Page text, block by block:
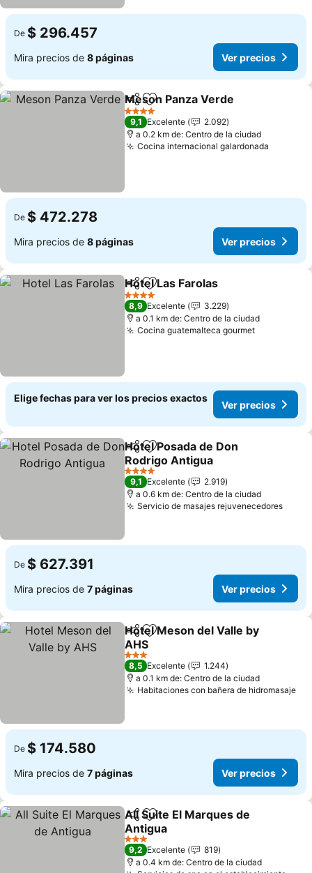
De $ 296.457
Mira precios de 8 páginas Ver precios
CompartirAgregar a favoritos
Meson Panza Verde
4 Estrellas
9,1 Excelente
2.092
a 0.2 km de: Centro de la ciudad
Cocina internacional galardonada
De $ 472.278
Mira precios de 8 páginas Ver precios
CompartirAgregar a favoritos
Hotel Las Farolas
4 Estrellas
8,9 Excelente
3.229
a 0.1 km de: Centro de la ciudad
Cocina guatemalteca gourmet
Elige fechas para ver los precios exactos
Ver precios
CompartirAgregar a favoritos
Hotel Posada de Don
Rodrigo Antigua
4 Estrellas
9,1 Excelente
2.919
a 0.6 km de: Centro de la ciudad
Servicio de masajes rejuvenecedores
De $ 627.391
Mira precios de 7 páginas Ver precios
CompartirAgregar a favoritos
Hotel Meson del Valle by
AHS
3 Estrellas
8,5 Excelente
1.244
a 0.1 km de: Centro de la ciudad
Habitaciones con bañera de hidromasaje
De $ 174.580
Mira precios de 7 páginas Ver precios
CompartirAgregar a favoritos
All Suite El Marques de
Antigua
3 Estrellas
9,2 Excelente
819
a 0.4 km de: Centro de la ciudad